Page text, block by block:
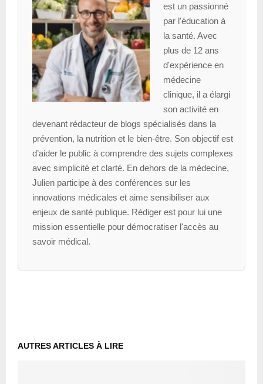
est un passionné
par l'éducation à
la santé. Avec
plus de 12 ans
d'expérience en
médecine
clinique, il a élargi
son activité en
devenant rédacteur de blogs spécialisés dans la
prévention, la nutrition et le bien-être. Son objectif est
d’aider le public à comprendre des sujets complexes
avec simplicité et clarté. En dehors de la médecine,
Julien participe à des conférences sur les
innovations médicales et aime sensibiliser aux
enjeux de santé publique. Rédiger est pour lui une
mission essentielle pour démocratiser l'accès au
savoir médical.
AUTRES ARTICLES À LIRE